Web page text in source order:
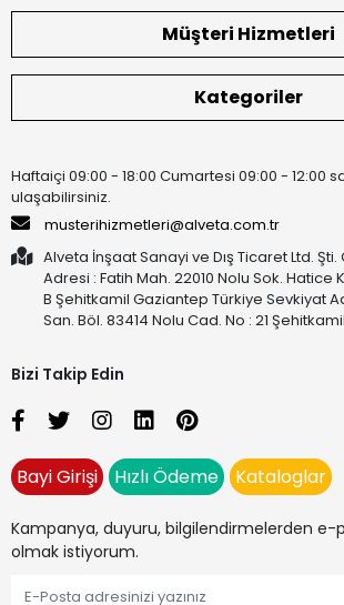
Müşteri Hizmetleri
Kategoriler
Haftaiçi 09:00 - 18:00 Cumartesi 09:00 - 12:00
ulaşabilirsiniz.
musterihizmetleri@alveta.com.tr
Alveta İnşaat Sanayi ve Dış Ticaret Ltd.
Adresi : Fatih Mah. 22010 Nolu Sok. Hatice
B Şehitkamil Gaziantep Türkiye Sevkiyat
San. Böl. 83414 Nolu Cad. No : 21
Bizi Takip Edin
Bayi Girişi Hızlı Ödeme Kataloglar
Kampanya, duyuru, bilgilendirmelerden e-
olmak istiyorum.